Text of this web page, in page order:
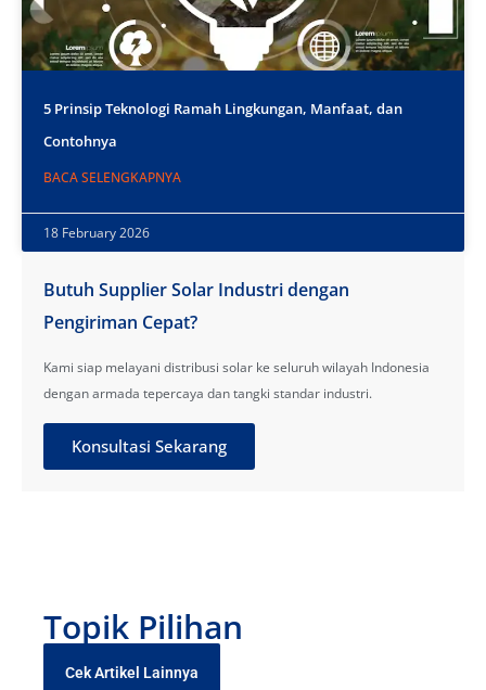
5 Prinsip Teknologi Ramah Lingkungan, Manfaat, dan
Contohnya
BACA SELENGKAPNYA
18 February 2026
Butuh Supplier Solar Industri dengan
Pengiriman Cepat?
Kami siap melayani distribusi solar ke seluruh wilayah Indonesia
dengan armada tepercaya dan tangki standar industri.
Konsultasi Sekarang
Topik Pilihan
Cek Artikel Lainnya